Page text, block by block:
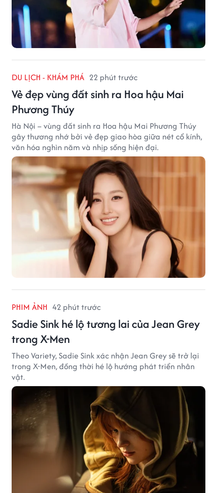
DU LỊCH - KHÁM PHÁ 22 phút trước
Vẻ đẹp vùng đất sinh ra Hoa hậu Mai
Phương Thúy
Hà Nội – vùng đất sinh ra Hoa hậu Mai Phương Thúy
gây thương nhớ bởi vẻ đẹp giao hòa giữa nét cổ kính,
văn hóa nghìn năm và nhịp sống hiện đại.
PHIM ẢNH 42 phút trước
Sadie Sink hé lộ tương lai của Jean Grey
trong X-Men
Theo Variety, Sadie Sink xác nhận Jean Grey sẽ trở lại
trong X-Men, đồng thời hé lộ hướng phát triển nhân
vật.